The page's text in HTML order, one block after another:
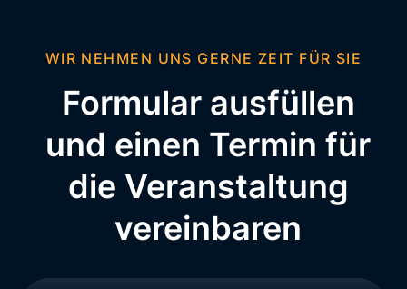
WIR NEHMEN UNS GERNE ZEIT FÜR SIE
Formular ausfüllen
und einen Termin für
die Veranstaltung
vereinbaren